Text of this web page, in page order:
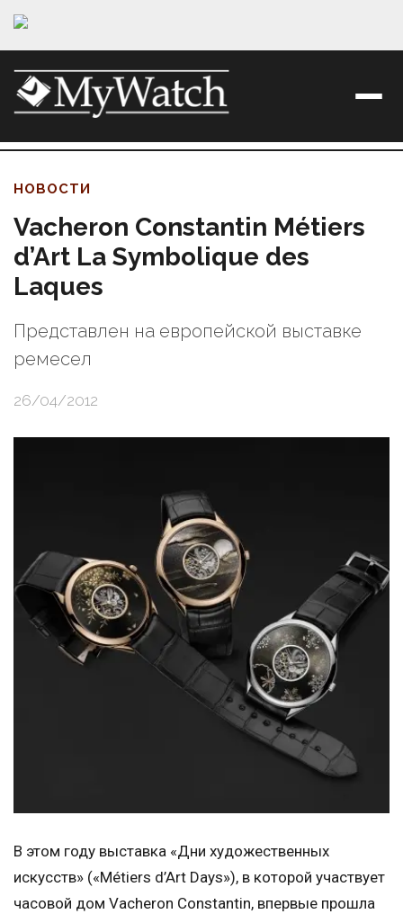
НОВОСТИ
Vacheron Constantin Métiers
d’Art La Symbolique des
Laques
Представлен на европейской выставке
ремесел
26/04/2012
В этом году выставка «Дни художественных
искусств» («Métiers d’Art Days»), в которой участвует
часовой дом Vacheron Constantin, впервые прошла